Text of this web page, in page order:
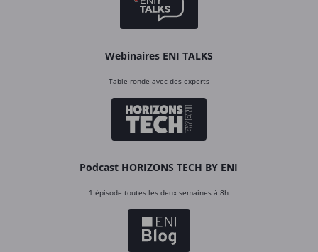
Webinaires ENI TALKS
Table ronde avec des experts
Podcast HORIZONS TECH BY ENI
1 épisode toutes les deux semaines à 8h